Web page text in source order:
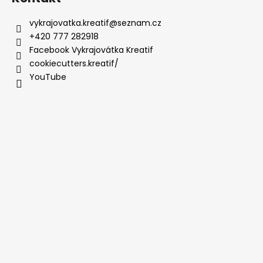
vykrajovatka.kreatif@seznam.cz
+420 777 282918
Facebook Vykrajovátka Kreatif
cookiecutters.kreatif/
YouTube